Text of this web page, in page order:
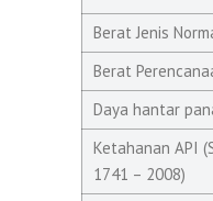
Berat Jenis
Berat
Daya hantar
Ketahanan API
1741 – 2008)